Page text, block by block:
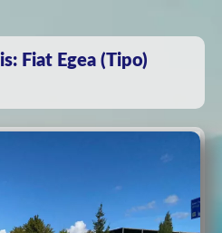
Fiat Egea (Tipo)